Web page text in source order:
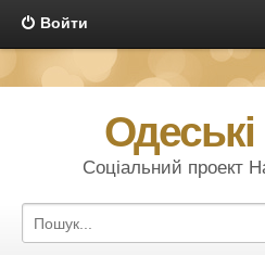
Войти
Одеські
Соціальний проект